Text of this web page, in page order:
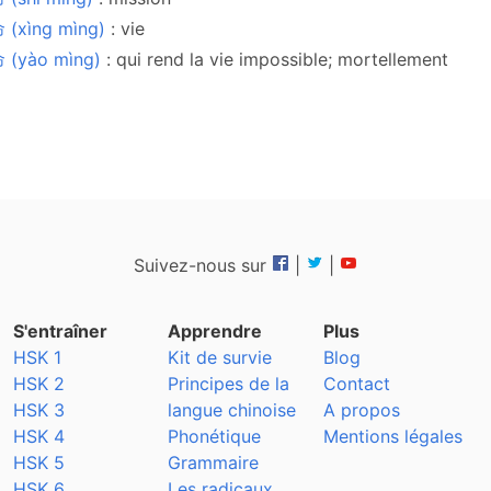
(xìng mìng) : vie
(yào mìng) : qui rend la vie impossible; mortellement
Suivez-nous sur
S'entraîner
HSK 1
HSK 2
HSK 3
HSK 4
HSK 5
Apprendre
Kit de survie
Principes de la
langue chinoise
Phonétique
Grammaire
Plus
Blog
Contact
A propos
Mentions légales